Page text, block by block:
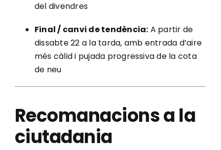
del divendres
Final / canvi de tendència: A partir de
dissabte 22 a la tarda, amb entrada d’aire
més càlid i pujada progressiva de la cota
de neu
Recomanacions a la
ciutadania